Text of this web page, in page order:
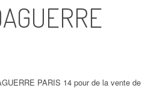
PARIS 14 pour de la vente de